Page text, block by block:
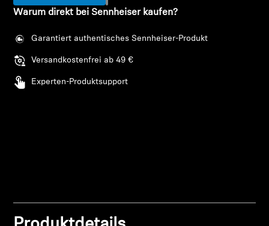
Innovationen
Soundspace
Support
Warum direkt bei Sennheiser kaufen?
Garantiert authentisches Sennheiser-Produkt
Versandkostenfrei ab 49 €
Experten-Produktsupport